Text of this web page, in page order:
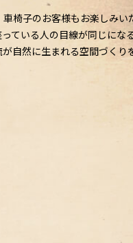
椅子のお客様もお楽しみい
ている人の目線が同じにな
自然に生まれる空間づくり